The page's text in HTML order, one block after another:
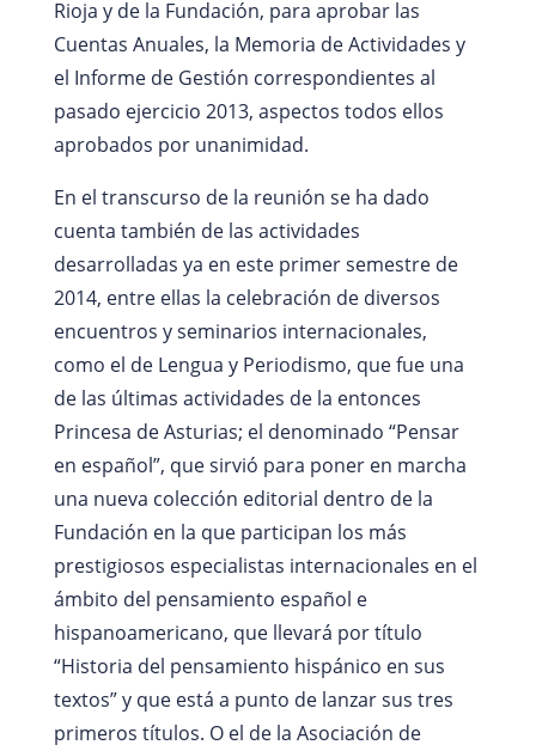
Rioja y de la Fundación, para aprobar las
Cuentas Anuales, la Memoria de Actividades y
el Informe de Gestión correspondientes al
pasado ejercicio 2013, aspectos todos ellos
aprobados por unanimidad.
En el transcurso de la reunión se ha dado
cuenta también de las actividades
desarrolladas ya en este primer semestre de
2014, entre ellas la celebración de diversos
encuentros y seminarios internacionales,
como el de Lengua y Periodismo, que fue una
de las últimas actividades de la entonces
Princesa de Asturias; el denominado “Pensar
en español”, que sirvió para poner en marcha
una nueva colección editorial dentro de la
Fundación en la que participan los más
prestigiosos especialistas internacionales en el
ámbito del pensamiento español e
hispanoamericano, que llevará por título
“Historia del pensamiento hispánico en sus
textos” y que está a punto de lanzar sus tres
primeros títulos. O el de la Asociación de